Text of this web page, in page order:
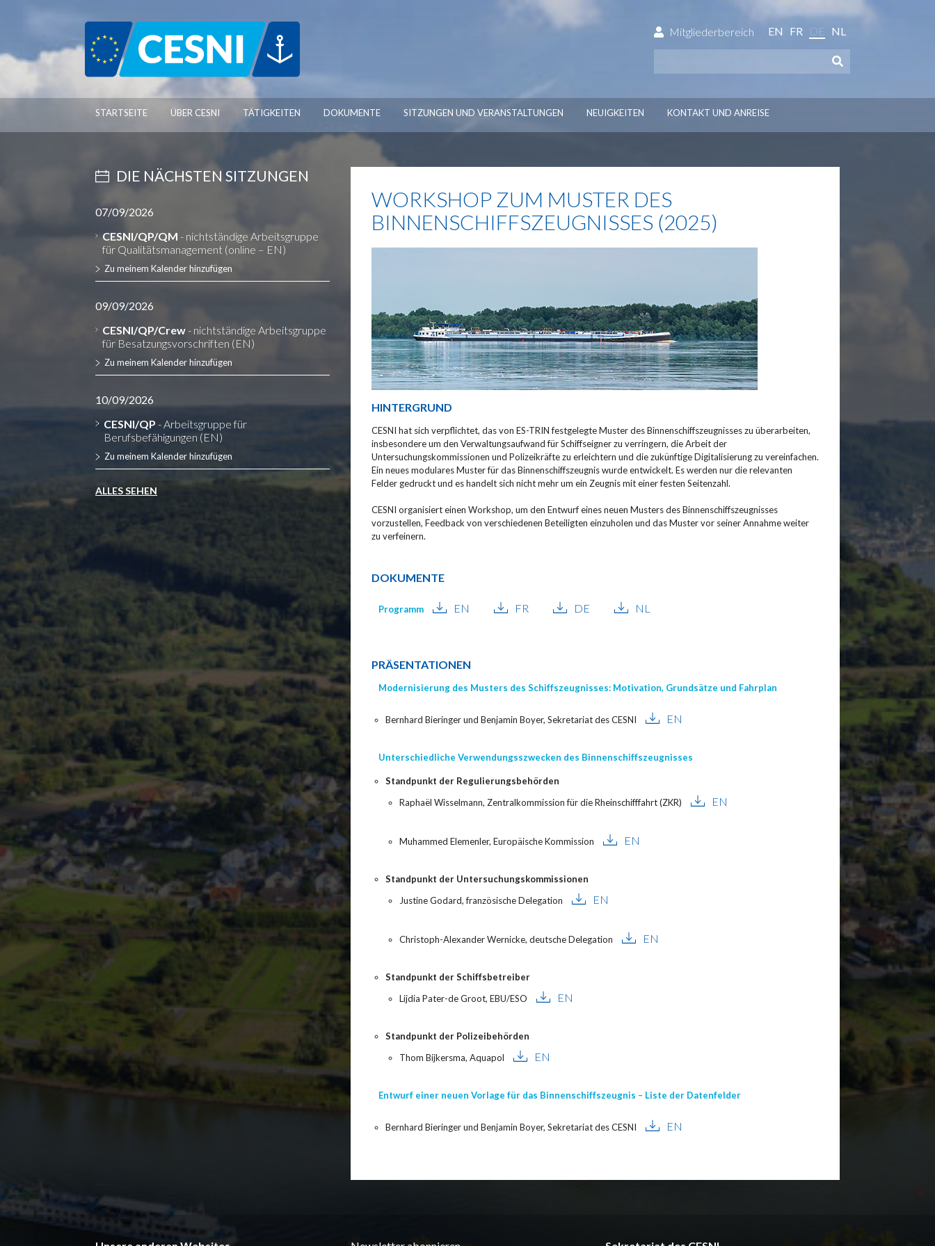
Mitgliederbereich EN FR DE NL
STARTSEITE ÜBER CESNI TÄTIGKEITEN DOKUMENTE SITZUNGEN UND VERANSTALTUNGEN NEUIGKEITEN KONTAKT UND ANREISE
DIE NÄCHSTEN SITZUNGEN
07/09/2026
CESNI/QP/QM - nichtständige Arbeitsgruppe
für Qualitätsmanagement (online – EN)
Zu meinem Kalender hinzufügen
09/09/2026
CESNI/QP/Crew - nichtständige Arbeitsgruppe
für Besatzungsvorschriften (EN)
Zu meinem Kalender hinzufügen
10/09/2026
CESNI/QP - Arbeitsgruppe für
Berufsbefähigungen (EN)
Zu meinem Kalender hinzufügen
ALLES SEHEN
WORKSHOP ZUM MUSTER DES
BINNENSCHIFFSZEUGNISSES (2025)
HINTERGRUND
CESNI hat sich verpflichtet, das von ES-TRIN festgelegte Muster des Binnenschiffszeugnisses zu überarbeiten,
insbesondere um den Verwaltungsaufwand für Schiffseigner zu verringern, die Arbeit der
Untersuchungskommissionen und Polizeikräfte zu erleichtern und die zukünftige Digitalisierung zu vereinfachen.
Ein neues modulares Muster für das Binnenschiffszeugnis wurde entwickelt. Es werden nur die relevanten
Felder gedruckt und es handelt sich nicht mehr um ein Zeugnis mit einer festen Seitenzahl.
CESNI organisiert einen Workshop, um den Entwurf eines neuen Musters des Binnenschiffszeugnisses
vorzustellen, Feedback von verschiedenen Beteiligten einzuholen und das Muster vor seiner Annahme weiter
zu verfeinern.
DOKUMENTE
Programm EN FR DE NL
PRÄSENTATIONEN
Modernisierung des Musters des Schiffszeugnisses: Motivation, Grundsätze und Fahrplan
Bernhard Bieringer und Benjamin Boyer, Sekretariat des CESNI EN
Unterschiedliche Verwendungsszwecken des Binnenschiffszeugnisses
Standpunkt der Regulierungsbehörden
Raphaël Wisselmann, Zentralkommission für die Rheinschifffahrt (ZKR)
EN
Muhammed Elemenler, Europäische Kommission EN
Standpunkt der Untersuchungskommissionen
Justine Godard, französische Delegation
EN
Christoph-Alexander Wernicke, deutsche Delegation EN
Standpunkt der Schiffsbetreiber
Lijdia Pater-de Groot, EBU/ESO
EN
Standpunkt der Polizeibehörden
Thom Bijkersma, Aquapol
EN
Entwurf einer neuen Vorlage für das Binnenschiffszeugnis – Liste der Datenfelder
Bernhard Bieringer und Benjamin Boyer, Sekretariat des CESNI EN